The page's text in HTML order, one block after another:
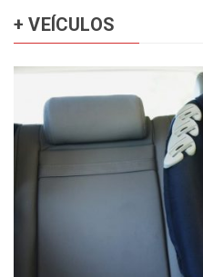
+ VEÍCULOS